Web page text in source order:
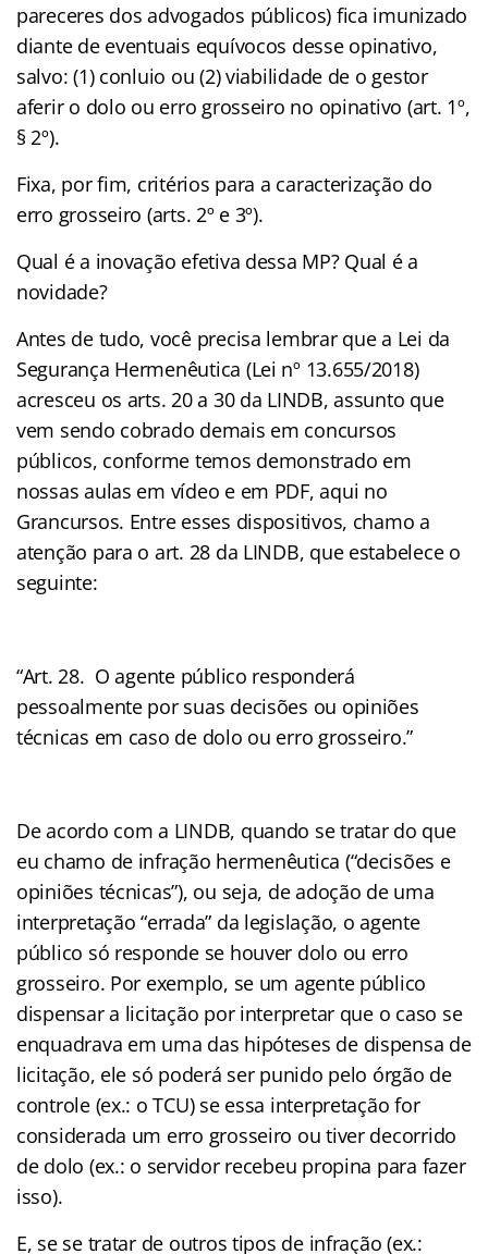
pareceres dos advogados públicos) fica imunizado
diante de eventuais equívocos desse opinativo,
salvo: (1) conluio ou (2) viabilidade de o gestor
aferir o dolo ou erro grosseiro no opinativo (art. 1º,
§ 2º).
Fixa, por fim, critérios para a caracterização do
erro grosseiro (arts. 2º e 3º).
Qual é a inovação efetiva dessa MP? Qual é a
novidade?
Antes de tudo, você precisa lembrar que a Lei da
Segurança Hermenêutica (Lei nº 13.655/2018)
acresceu os arts. 20 a 30 da LINDB, assunto que
vem sendo cobrado demais em concursos
públicos, conforme temos demonstrado em
nossas aulas em vídeo e em PDF, aqui no
Grancursos. Entre esses dispositivos, chamo a
atenção para o art. 28 da LINDB, que estabelece o
seguinte:
“Art. 28. O agente público responderá
pessoalmente por suas decisões ou opiniões
técnicas em caso de dolo ou erro grosseiro.”
De acordo com a LINDB, quando se tratar do que
eu chamo de infração hermenêutica (“decisões e
opiniões técnicas”), ou seja, de adoção de uma
interpretação “errada” da legislação, o agente
público só responde se houver dolo ou erro
grosseiro. Por exemplo, se um agente público
dispensar a licitação por interpretar que o caso se
enquadrava em uma das hipóteses de dispensa de
licitação, ele só poderá ser punido pelo órgão de
controle (ex.: o TCU) se essa interpretação for
considerada um erro grosseiro ou tiver decorrido
de dolo (ex.: o servidor recebeu propina para fazer
isso).
E, se se tratar de outros tipos de infração (ex.: